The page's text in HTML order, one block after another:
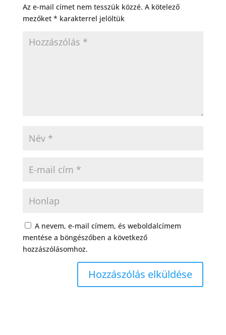
Az e-mail címet nem tesszük közzé. A kötelező
mezőket * karakterrel jelöltük
A nevem, e-mail címem, és weboldalcímem
mentése a böngészőben a következő
hozzászólásomhoz.